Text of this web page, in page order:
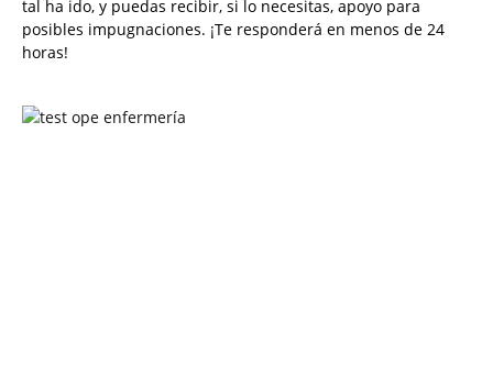
tal ha ido, y puedas recibir, si lo necesitas, apoyo para
posibles impugnaciones. ¡Te responderá en menos de 24
horas!